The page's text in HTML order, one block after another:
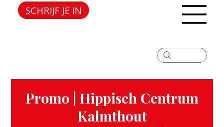
SCHRIJF JE IN
Promo | Hippisch Centrum
Kalmthout